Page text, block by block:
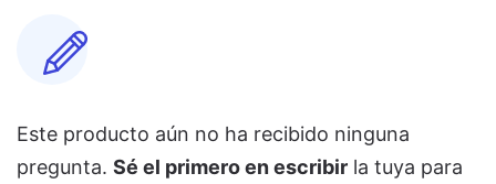
Este producto aún no ha recibido ninguna
pregunta. Sé el primero en escribir la tuya para